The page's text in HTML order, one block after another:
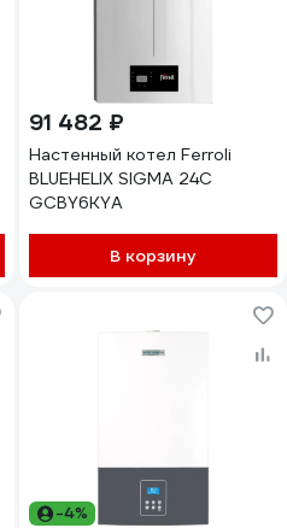
91 482 ₽
Настенный котел Ferroli
BLUEHELIX SIGMA 24C
GCBY6KYA
В корзину
-4%